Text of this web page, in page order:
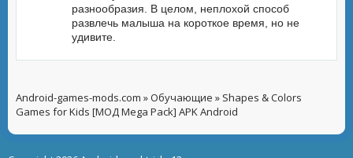
разнообразия. В целом, неплохой способ
развлечь малыша на короткое время, но не
удивите.
Android-games-mods.com »Обучающие » Shapes & Colors
Games for Kids [МОД Mega Pack] APK Android